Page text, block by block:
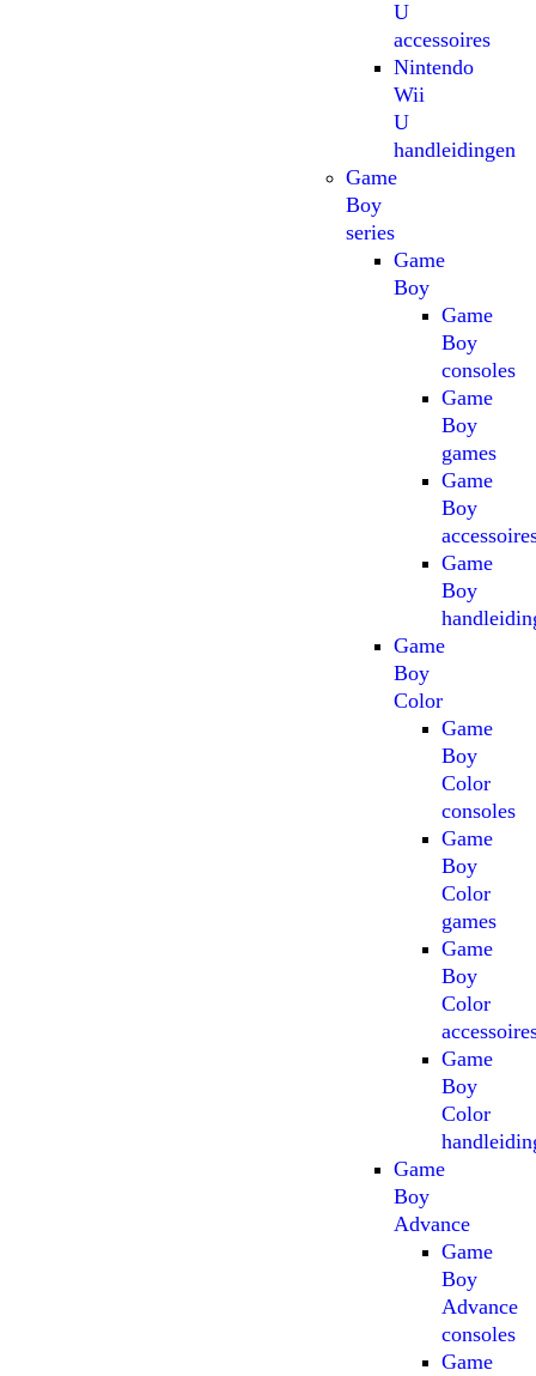
U
accessoires
Nintendo
Wii
U
handleidingen
Game
Boy
series
Game
Boy
Game
Boy
consoles
Game
Boy
games
Game
Boy
Game
Boy
Game
Boy
Color
Game
Boy
Color
consoles
Game
Boy
Color
games
Game
Boy
Color
Game
Boy
Color
Game
Boy
Advance
Game
Boy
Advance
consoles
Game